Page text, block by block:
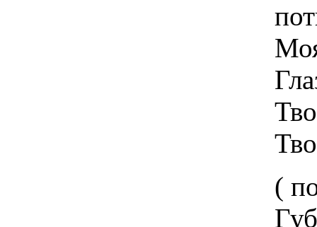
потискай
Моя
Глаза твои -
Твои груди -
Твои ноги -
( поцелуй
Губы твои -